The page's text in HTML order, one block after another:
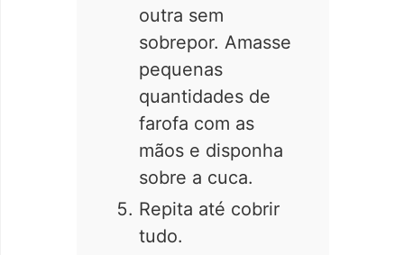
outra sem
sobrepor. Amasse
pequenas
quantidades de
farofa com as
mãos e disponha
sobre a cuca.
Repita até cobrir
tudo.